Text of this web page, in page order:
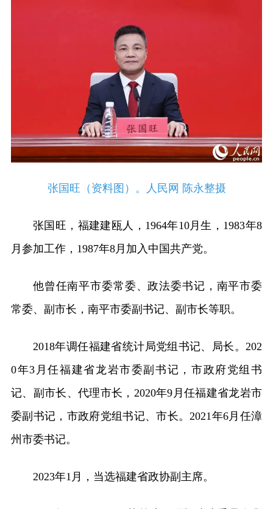
张国旺（资料图）。人民网 陈永整摄
张国旺，福建建瓯人，1964年10月生，1983年8
月参加工作，1987年8月加入中国共产党。
他曾任南平市委常委、政法委书记，南平市委
常委、副市长，南平市委副书记、副市长等职。
2018年调任福建省统计局党组书记、局长。202
0年3月任福建省龙岩市委副书记，市政府党组书
记、副市长、代理市长，2020年9月任福建省龙岩市
委副书记，市政府党组书记、市长。2021年6月任漳
州市委书记。
2023年1月，当选福建省政协副主席。